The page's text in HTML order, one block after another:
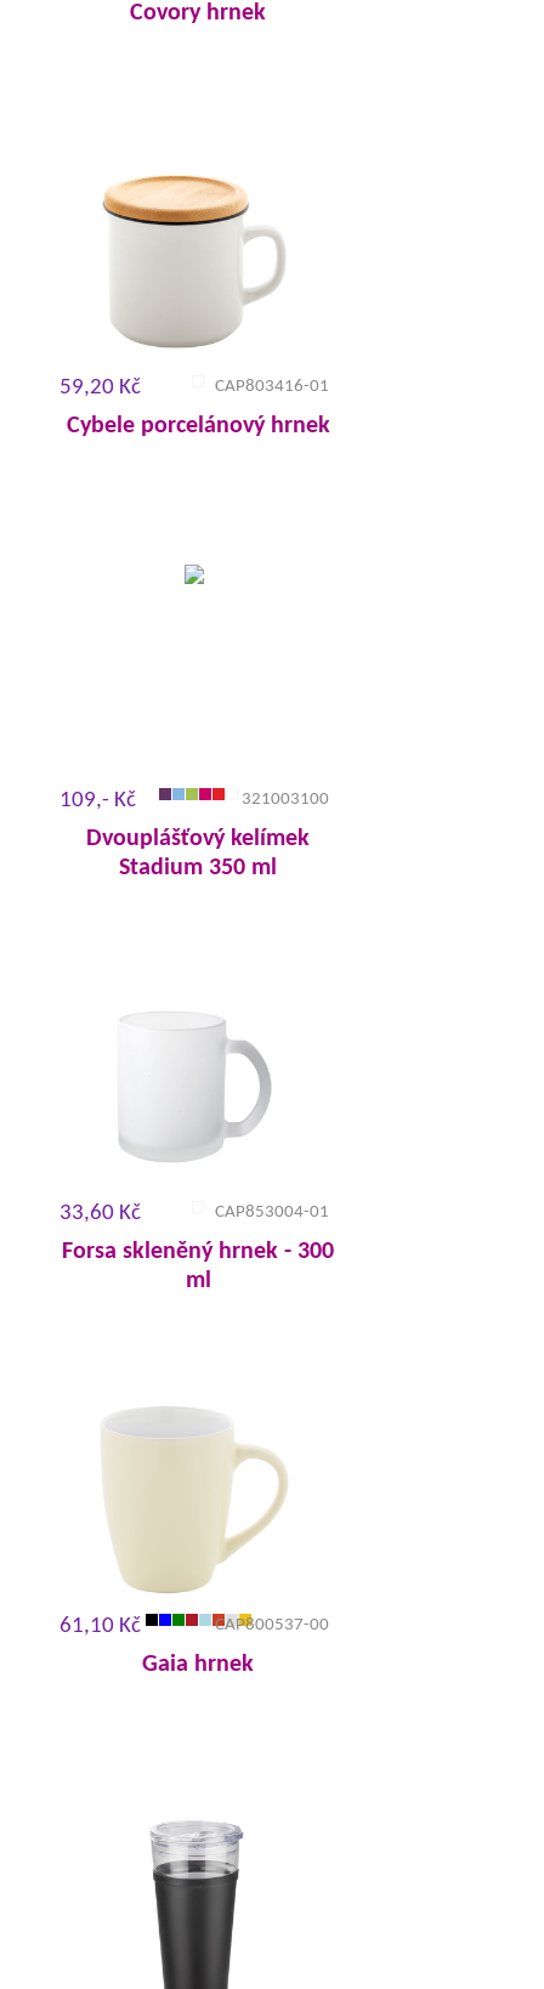
Covory hrnek
59,20 Kč CAP803416-01
Cybele porcelánový hrnek
109,- Kč 321003100
Dvouplášťový kelímek
Stadium 350 ml
33,60 Kč CAP853004-01
Forsa skleněný hrnek - 300
ml
61,10 Kč CAP800537-00
Gaia hrnek